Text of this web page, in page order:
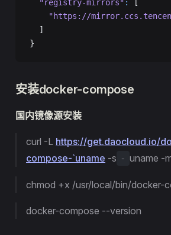
  "registry-mirrors"
:
[
"https://
  ]
}
安装docker-compose
国内镜像源安装
curl -L https://get.daocloud.io/
compose-`uname -s - uname -
chmod +x /usr/local/bin/docker-
docker-compose --version